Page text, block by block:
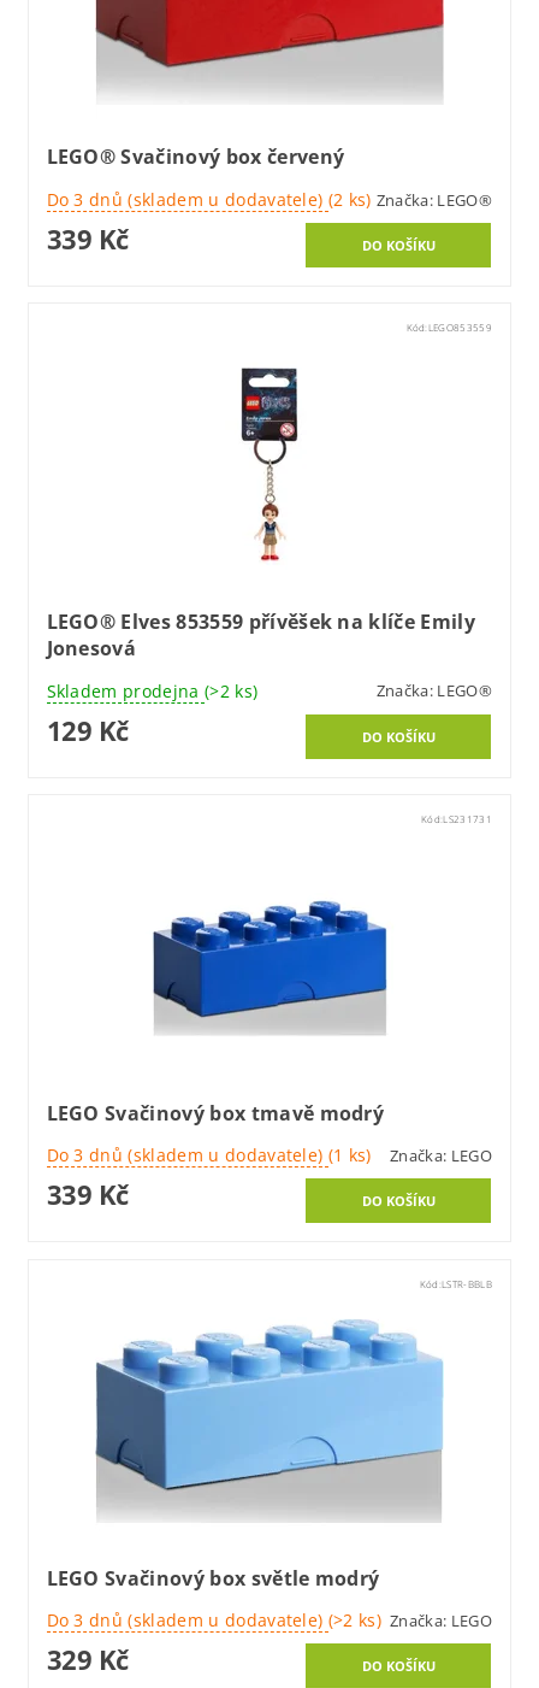
LEGO® Svačinový box červený
Do 3 dnů (skladem u dodavatele) (2 ks) Značka: LEGO®
339 Kč
Kód: LEGO853559
LEGO® Elves 853559 přívěšek na klíče Emily
Jonesová
Skladem prodejna (>2 ks) Značka: LEGO®
129 Kč
Kód:LS231731
LEGO Svačinový box tmavě modrý
Do 3 dnů (skladem u dodavatele) (1 ks) Značka: LEGO
339 Kč
Kód:LSTR-BBLB
LEGO Svačinový box světle modrý
Do 3 dnů (skladem u dodavatele) (>2 ks) Značka: LEGO
329 Kč